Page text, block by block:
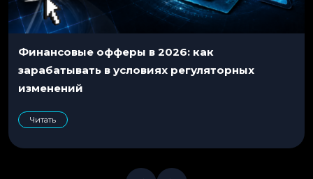
Финансовые офферы в 2026: как
зарабатывать в условиях регуляторных
изменений
Читать